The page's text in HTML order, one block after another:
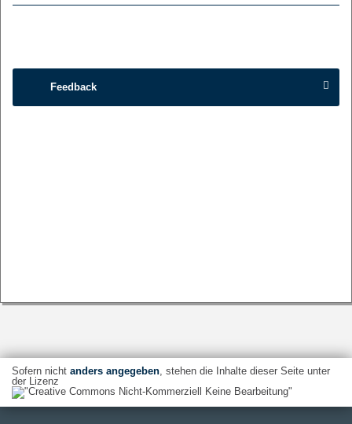
Feedback
Sofern nicht anders angegeben, stehen die Inhalte dieser Seite unter
der Lizenz